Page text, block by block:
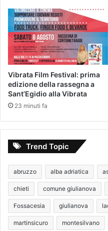
Vibrata Film Festival: prima
edizione della rassegna a
Sant’Egidio alla Vibrata
23 minuti fa
Trend Topic
abruzzo alba adriatica
chieti comune giulianova
Fossacesia giulianova
martinsicuro montesilvano